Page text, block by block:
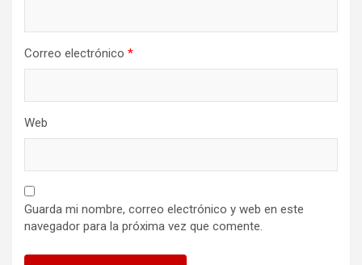
Correo electrónico *
Web
Guarda mi nombre, correo electrónico y web en este
navegador para la próxima vez que comente.